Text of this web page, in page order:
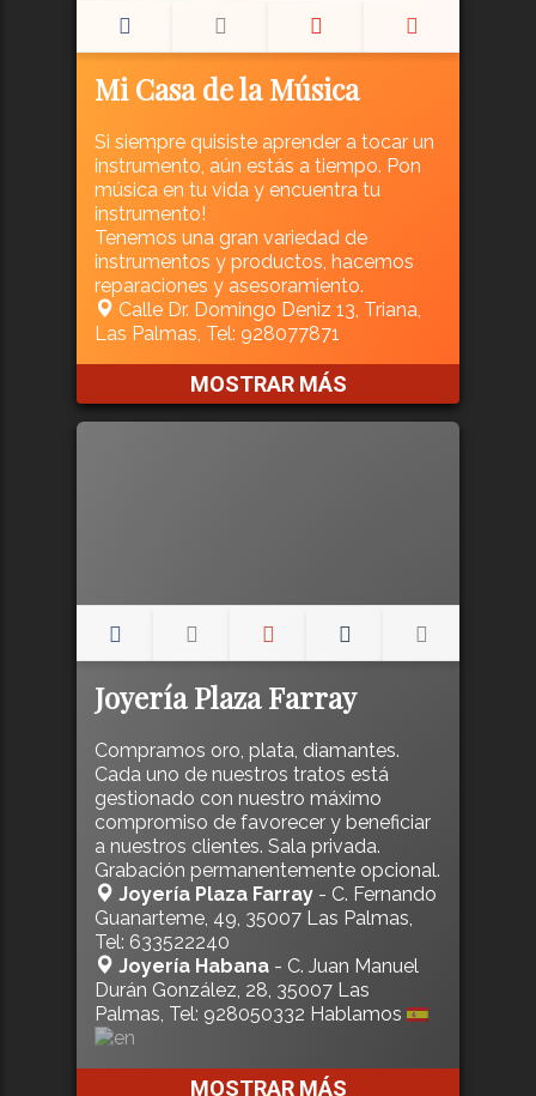
Mi Casa de la Música
Si siempre quisiste aprender a tocar un
instrumento, aún estás a tiempo. Pon
música en tu vida y encuentra tu
instrumento!
Tenemos una gran variedad de
instrumentos y productos, hacemos
reparaciones y asesoramiento.
Calle Dr. Domingo Deniz 13, Triana,
Las Palmas, Tel: 928077871
MOSTRAR MÁS
Joyería Plaza Farray
Compramos oro, plata, diamantes.
Cada uno de nuestros tratos está
gestionado con nuestro máximo
compromiso de favorecer y beneficiar
a nuestros clientes. Sala privada.
Grabación permanentemente opcional.
Joyería Plaza Farray - C. Fernando
Guanarteme, 49, 35007 Las Palmas,
Tel: 633522240
Joyería Habana - C. Juan Manuel
Durán González, 28, 35007 Las
Palmas, Tel: 928050332 Hablamos
MOSTRAR MÁS